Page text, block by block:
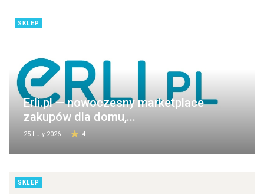
SKLEP
Erli.pl — nowoczesny marketplace
zakupów dla domu,...
25 Luty 2026 4
SKLEP